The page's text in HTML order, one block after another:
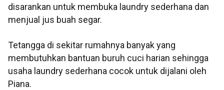
disarankan untuk membuka laundry sederhana dan
menjual jus buah segar.
Tetangga di sekitar rumahnya banyak yang
membutuhkan bantuan buruh cuci harian sehingga
usaha laundry sederhana cocok untuk dijalani oleh
Piana.